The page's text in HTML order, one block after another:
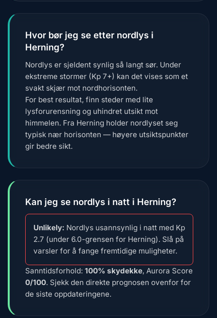
Hvor bør jeg se etter nordlys i
Herning?
Nordlys er sjeldent synlig så langt sør. Under
ekstreme stormer (Kp 7+) kan det vises som et
svakt skjær mot nordhorisonten.
For best resultat, finn steder med lite
lysforurensning og uhindret utsikt mot
himmelen. Fra Herning holder nordlyset seg
typisk nær horisonten — høyere utsiktspunkter
gir bedre sikt.
Kan jeg se nordlys i natt i Herning?
Unlikely: Nordlys usannsynlig i natt med Kp
2.7 (under 6.0-grensen for Herning). Slå på
varsler for å fange fremtidige muligheter.
Sanntidsforhold: 100% skydekke, Aurora Score
0/100. Sjekk den direkte prognosen ovenfor for
de siste oppdateringene.